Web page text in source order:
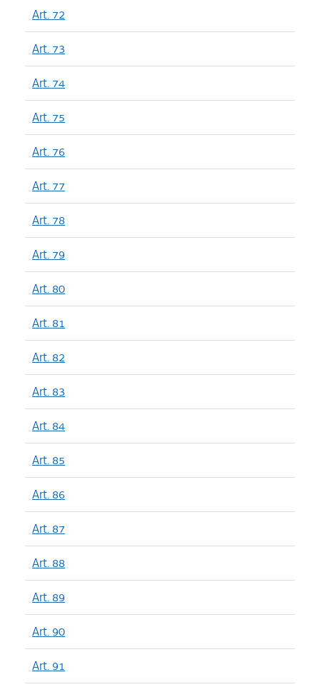
Art. 72
Art. 73
Art. 74
Art. 75
Art. 76
Art. 77
Art. 78
Art. 79
Art. 80
Art. 81
Art. 82
Art. 83
Art. 84
Art. 85
Art. 86
Art. 87
Art. 88
Art. 89
Art. 90
Art. 91